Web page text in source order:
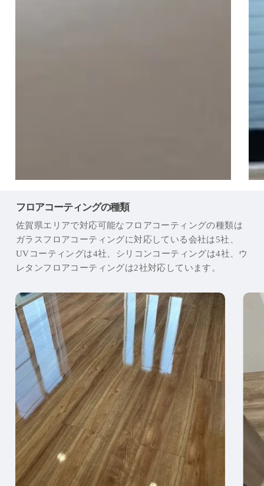
フロアコーティングの種類
佐賀県エリアで対応可能なフロアコーティングの種類は
ガラスフロアコーティングに対応している会社は5社、
UVコーティングは4社、シリコンコーティングは4社、ウ
レタンフロアコーティングは2社対応しています。